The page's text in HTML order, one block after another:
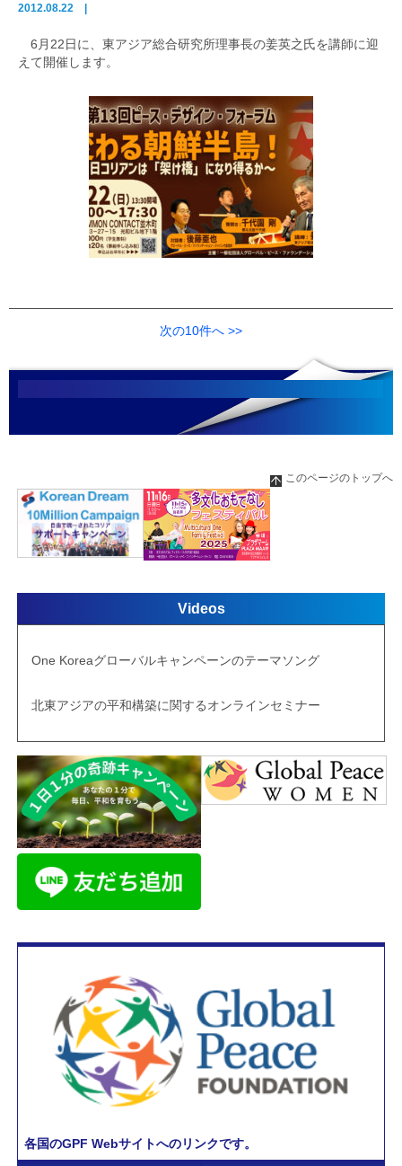
2012.08.22 |
6月22日に、東アジア総合研究所理事長の姜英之氏を講師に迎
えて開催します。
次の10件へ >>
このページのトップへ
Videos
One Koreaグローバルキャンペーンのテーマソング
北東アジアの平和構築に関するオンラインセミナー
各国のGPF Webサイトへのリンクです。